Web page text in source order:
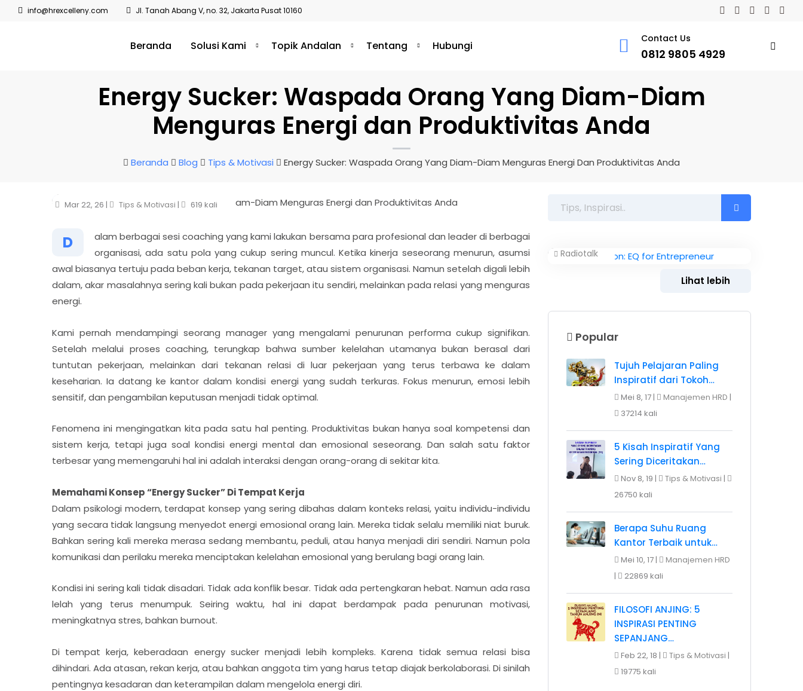
info@hrexcelleny.com Jl. Tanah Abang V, no. 32, Jakarta Pusat 10160
Beranda Solusi Kami Topik Andalan Tentang Hubungi
Contact Us
0812 9805 4929
Energy Sucker: Waspada Orang Yang Diam-Diam
Menguras Energi dan Produktivitas Anda
Beranda Blog Tips & Motivasi Energy Sucker: Waspada Orang Yang Diam-Diam Menguras Energi Dan Produktivitas Anda
Mar 22, 26 | Tips & Motivasi | 619 kali
D
alam berbagai sesi coaching yang kami lakukan bersama para profesional dan leader di berbagai
organisasi, ada satu pola yang cukup sering muncul. Ketika kinerja seseorang menurun, asumsi
awal biasanya tertuju pada beban kerja, tekanan target, atau sistem organisasi. Namun setelah digali lebih
dalam, akar masalahnya sering kali bukan pada pekerjaan itu sendiri, melainkan pada relasi yang menguras
energi.
Kami pernah mendampingi seorang manager yang mengalami penurunan performa cukup signifikan.
Setelah melalui proses coaching, terungkap bahwa sumber kelelahan utamanya bukan berasal dari
tuntutan pekerjaan, melainkan dari tekanan relasi di luar pekerjaan yang terus terbawa ke dalam
keseharian. Ia datang ke kantor dalam kondisi energi yang sudah terkuras. Fokus menurun, emosi lebih
sensitif, dan pengambilan keputusan menjadi tidak optimal.
Fenomena ini mengingatkan kita pada satu hal penting. Produktivitas bukan hanya soal kompetensi dan
sistem kerja, tetapi juga soal kondisi energi mental dan emosional seseorang. Dan salah satu faktor
terbesar yang memengaruhi hal ini adalah interaksi dengan orang-orang di sekitar kita.
Memahami Konsep “Energy Sucker” Di Tempat Kerja
Dalam psikologi modern, terdapat konsep yang sering dibahas dalam konteks relasi, yaitu individu-individu
yang secara tidak langsung menyedot energi emosional orang lain. Mereka tidak selalu memiliki niat buruk.
Bahkan sering kali mereka merasa sedang membantu, peduli, atau hanya menjadi diri sendiri. Namun pola
komunikasi dan perilaku mereka menciptakan kelelahan emosional yang berulang bagi orang lain.
Kondisi ini sering kali tidak disadari. Tidak ada konflik besar. Tidak ada pertengkaran hebat. Namun ada rasa
lelah yang terus menumpuk. Seiring waktu, hal ini dapat berdampak pada penurunan motivasi,
meningkatnya stres, bahkan burnout.
Di tempat kerja, keberadaan energy sucker menjadi lebih kompleks. Karena tidak semua relasi bisa
dihindari. Ada atasan, rekan kerja, atau bahkan anggota tim yang harus tetap diajak berkolaborasi. Di sinilah
pentingnya kesadaran dan keterampilan dalam mengelola energi diri.
Radiotalk
Lihat lebih
Popular
Tujuh Pelajaran Paling
Inspiratif dari Tokoh…
Mei 8, 17 | Manajemen HRD |
37214 kali
5 Kisah Inspiratif Yang
Sering Diceritakan…
Nov 8, 19 | Tips & Motivasi |
26750 kali
Berapa Suhu Ruang
Kantor Terbaik untuk…
Mei 10, 17 |
Manajemen HRD
|
22869 kali
FILOSOFI ANJING: 5
INSPIRASI PENTING
SEPANJANG…
Feb 22, 18 | Tips & Motivasi |
19775 kali